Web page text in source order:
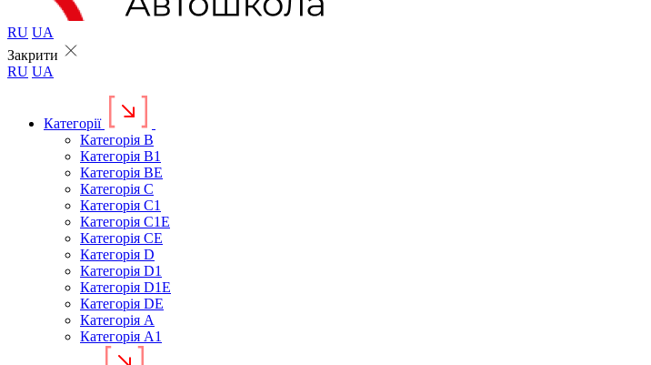
RU UA
Закрити
RU UA
Категорії
Категорія B
Категорія B1
Категорія BE
Категорія C
Категорія C1
Категорія C1E
Категорія CE
Категорія D
Категорія D1
Категорія D1E
Категорія DE
Категорія А
Категорія А1